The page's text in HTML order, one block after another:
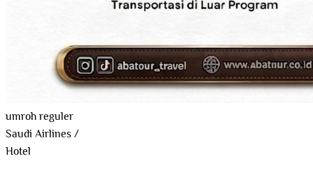
umroh reguler
Saudi Airlines/
Hotel